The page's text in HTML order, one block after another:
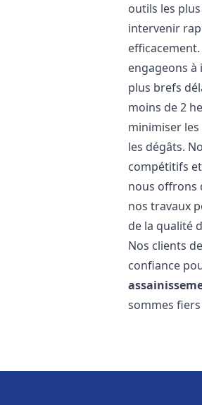
outils les
intervenir
engageons à
plus brefs
moins de 2
minimiser
les dégâts.
compétitifs
nous offrons
nos travaux
de la qualité
Nos clients de
confiance
sommes